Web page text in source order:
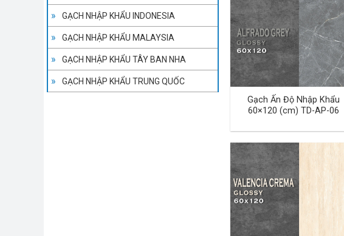
GẠCH NHẬP KHẨU INDONESIA
GẠCH NHẬP KHẨU MALAYSIA
GẠCH NHẬP KHẨU TÂY BAN NHA
GẠCH NHẬP KHẨU TRUNG QUỐC
Gạch Ấn Độ Nhập Khẩu
60×120 (cm) TD-AP-06